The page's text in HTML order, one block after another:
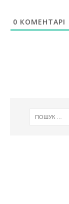
0 КОМЕНТАРІ